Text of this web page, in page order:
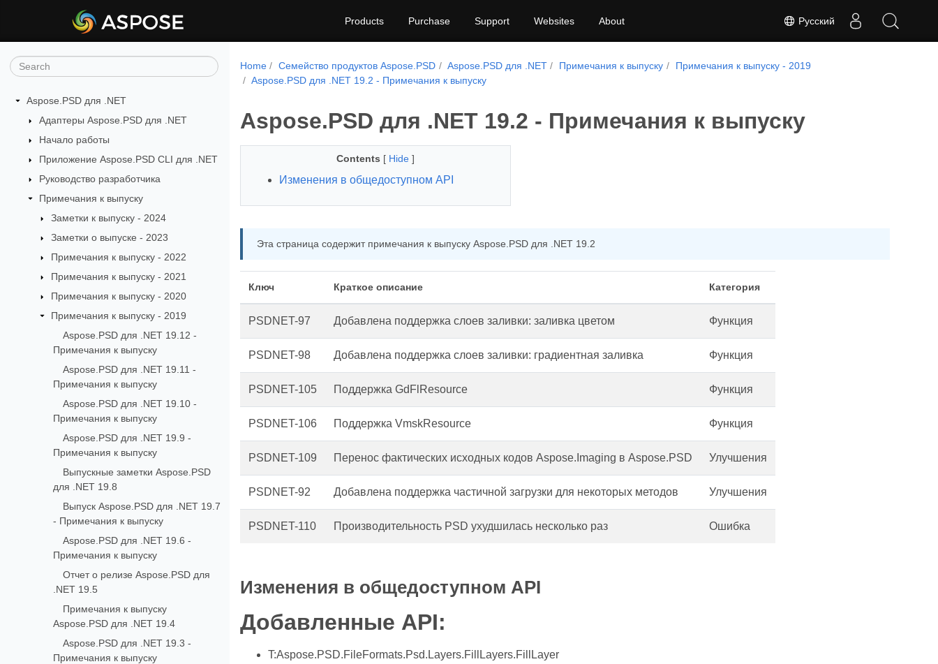
Русский
Products Purchase Support Websites About
Aspose.PSD для .NET
Адаптеры Aspose.PSD для .NET
Начало работы
Приложение Aspose.PSD CLI для .NET
Руководство разработчика
Примечания к выпуску
Заметки к выпуску - 2024
Заметки о выпуске - 2023
Примечания к выпуску - 2022
Примечания к выпуску - 2021
Примечания к выпуску - 2020
Примечания к выпуску - 2019
Aspose.PSD для .NET 19.12 -
Примечания к выпуску
Aspose.PSD для .NET 19.11 -
Примечания к выпуску
Aspose.PSD для .NET 19.10 -
Примечания к выпуску
Aspose.PSD для .NET 19.9 -
Примечания к выпуску
Выпускные заметки Aspose.PSD
для .NET 19.8
Выпуск Aspose.PSD для .NET 19.7
- Примечания к выпуску
Aspose.PSD для .NET 19.6 -
Примечания к выпуску
Отчет о релизе Aspose.PSD для
.NET 19.5
Примечания к выпуску
Aspose.PSD для .NET 19.4
Aspose.PSD для .NET 19.3 -
Примечания к выпуску
Home Семейство продуктов Aspose.PSD Aspose.PSD для .NET Примечания к выпуску
Примечания к выпуску - 2019
Aspose.PSD для .NET 19.2 - Примечания к выпуску
Aspose.PSD для .NET 19.2 - Примечания к выпуску
Contents [ Hide ]
Изменения в общедоступном API
Эта страница содержит примечания к выпуску Aspose.PSD для .NET 19.2
Ключ Краткое описание Категория
PSDNET-97 Добавлена поддержка слоев заливки: заливка цветом Функция
PSDNET-98 Добавлена поддержка слоев заливки: градиентная заливка Функция
PSDNET-105 Поддержка GdFlResource Функция
PSDNET-106 Поддержка VmskResource Функция
PSDNET-109 Перенос фактических исходных кодов Aspose.Imaging в Aspose.PSD Улучшения
PSDNET-92 Добавлена поддержка частичной загрузки для некоторых методов Улучшения
PSDNET-110 Производительность PSD ухудшилась несколько раз Ошибка
Изменения в общедоступном API
Добавленные API:
T:Aspose.PSD.FileFormats.Psd.Layers.FillLayers.FillLayer